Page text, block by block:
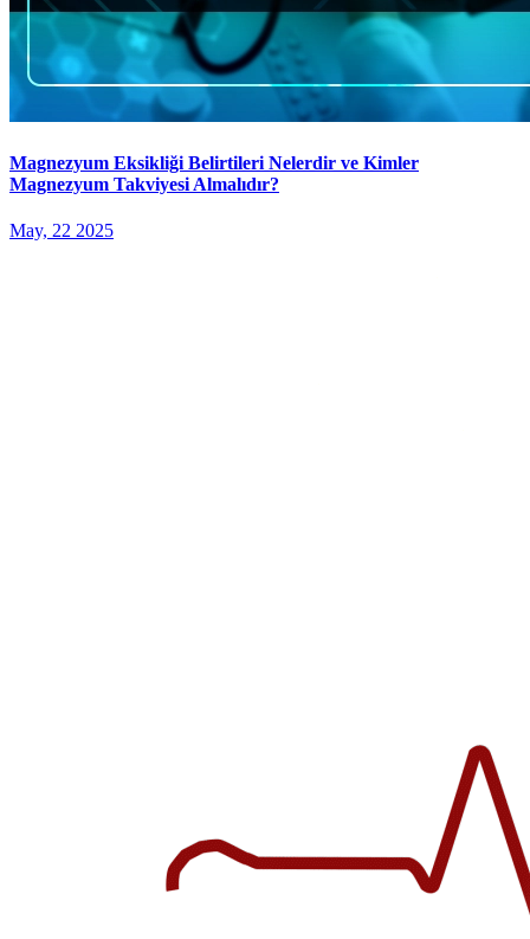
Magnezyum Eksikliği Belirtileri Nelerdir ve Kimler
Magnezyum Takviyesi Almalıdır?
May, 22 2025